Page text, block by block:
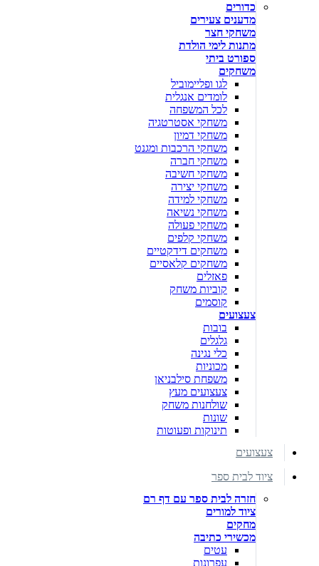
כדורים
מדענים צעירים
משחקי חצר
מתנות לימי הולדת
ספורט ביתי
משחקים
לגו ופליימוביל
לומדים אנגלית
לכל המשפחה
משחקי אסטרטגיה
משחקי דמיון
משחקי הרכבות ומגנט
משחקי חברה
משחקי חשיבה
משחקי יצירה
משחקי למידה
משחקי נשיאה
משחקי פעולה
משחקי קלפים
משחקים דידקטיים
משחקים קלאסיים
פאזלים
קוביות משחק
קוסמים
צעצועים
בובות
גלגלים
כלי נגינה
מכוניות
משפחת סילבניאן
צעצועים מעץ
שולחנות משחק
שונות
תינוקות ופעוטות
צעצועים
ציוד לבית ספר
חזרה לבית ספר עם דף רם
ציוד למורים
מחקים
מכשירי כתיבה
עטים
עפרונות